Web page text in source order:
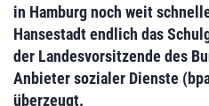
in Hamburg noch weit
Hansestadt endlich das
der Landesvorsitzende des
Anbieter sozialer Dienste
überzeugt.